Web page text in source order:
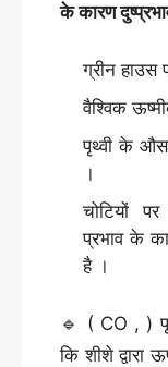
के कारण
ग्रीन हाउस
वैश्विक
पृथ्वी के
।
चोटियों
प्रभाव के
है ।
🔹 ( CO , )
कि शीशे द्वारा